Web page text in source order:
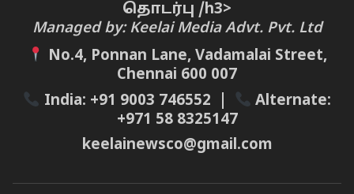
தொடர்பு /h3>
Managed by: Keelai Media Advt. Pvt. Ltd
No.4, Ponnan Lane, Vadamalai Street,
Chennai 600 007
India: +91 9003 746552
Alternate:
+971 58 8325147
keelainewsco@gmail.com